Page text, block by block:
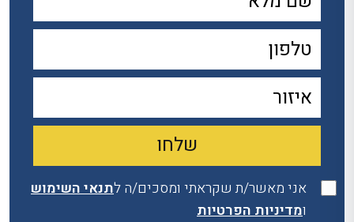
אני מאשר/ת שקראתי ומסכים/ה לתנאי השימוש
ומדיניות הפרטיות